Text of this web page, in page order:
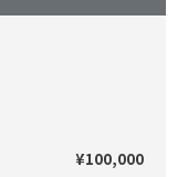
¥100,000